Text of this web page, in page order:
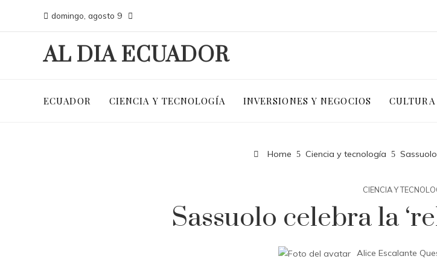
domingo, agosto 9
AL DIA ECUADOR
ECUADOR CIENCIA Y TECNOLOGÍA INVERSIONES Y NEGOCIOS
Home Ciencia y tecnología
CIENCIA Y
Sassuolo celebra la
Alice Escalante